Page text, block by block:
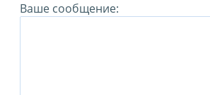
Ваше сообщение: